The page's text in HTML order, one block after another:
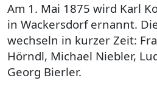
Am 1. Mai 1875 wird Karl
in Wackersdorf ernannt.
wechseln in kurzer Zeit:
Hörndl, Michael Niebler,
Georg Bierler.